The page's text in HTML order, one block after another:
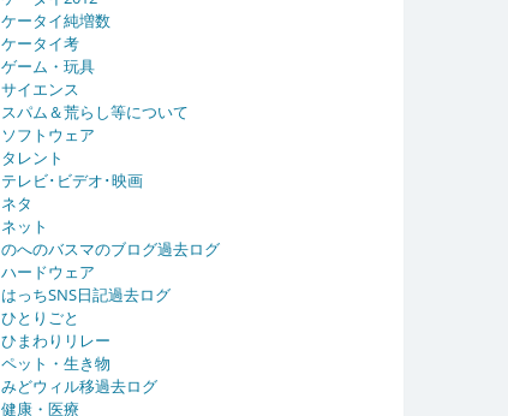
ケータイ純増数
ケータイ考
ゲーム・玩具
サイエンス
スパム＆荒らし等について
ソフトウェア
タレント
テレビ･ビデオ･映画
ネタ
ネット
のへのバスマのブログ過去ログ
ハードウェア
はっちSNS日記過去ログ
ひとりごと
ひまわりリレー
ペット・生き物
みどウィル移過去ログ
健康・医療